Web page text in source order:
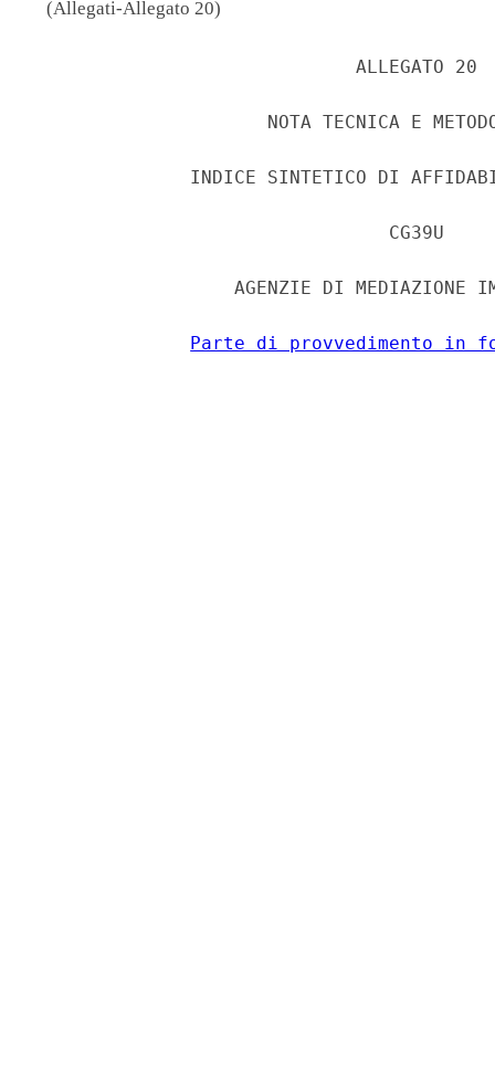
(Allegati-Allegato 20)
                             ALLEGATO 20
NOTA TECNICA E
INDICE SINTETICO DI
                                CG39U
AGENZIE DI MEDIAZIONE
Parte di provvedimento in